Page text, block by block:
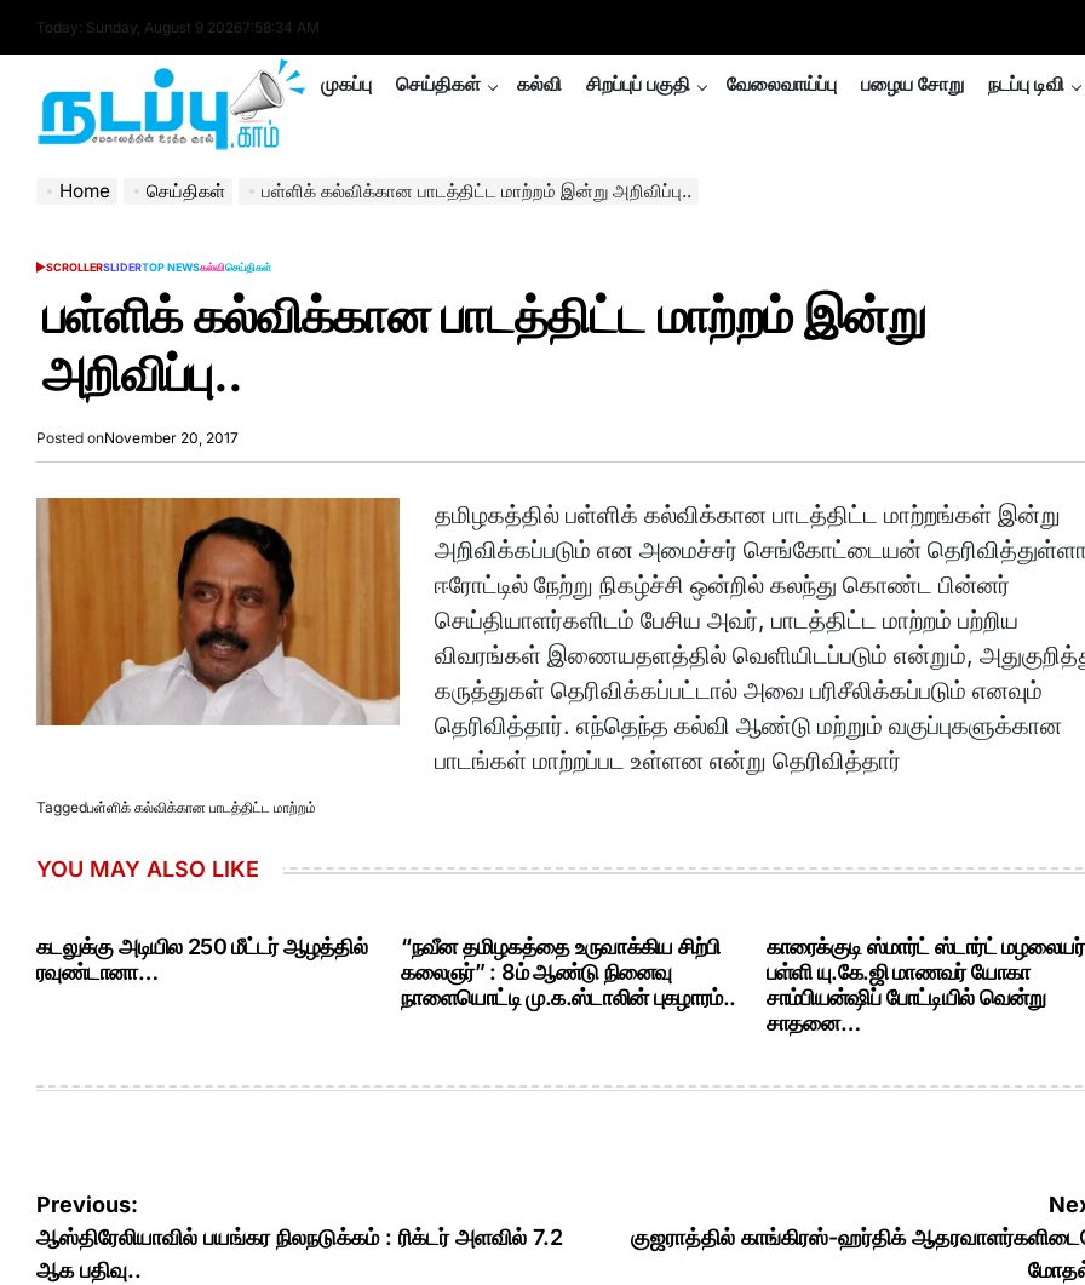
Today: Sunday, August 9 20267:58:35 AM
nadappu.com
முகப்பு செய்திகள் கல்வி சிறப்புப் பகுதி வேலைவாய்ப்பு பழைய சோறு நடப்பு டிவி
Home செய்திகள் பள்ளிக் கல்விக்கான பாடத்திட்ட மாற்றம் இன்று அறிவிப்பு..
POSTED
SCROLLERSLIDERTOP NEWSகல்விசெய்திகள்
பள்ளிக் கல்விக்கான பாடத்திட்ட மாற்றம் இன்று
அறிவிப்பு..
Posted onNovember 20, 2017
தமிழகத்தில் பள்ளிக் கல்விக்கான பாடத்திட்ட மாற்றங்கள் இன்று
அறிவிக்கப்படும் என அமைச்சர் செங்கோட்டையன்
ஈரோட்டில் நேற்று நிகழ்ச்சி ஒன்றில் கலந்து கொண்ட பின்னர்
செய்தியாளர்களிடம் பேசிய அவர், பாடத்திட்ட மாற்றம் பற்றிய
விவரங்கள் இணையதளத்தில் வெளியிடப்படும் என்றும்,
கருத்துகள் தெரிவிக்கப்பட்டால் அவை பரிசீலிக்கப்படும் எனவும்
தெரிவித்தார். எந்தெந்த கல்வி ஆண்டு மற்றும் வகுப்புகளுக்கான
பாடங்கள் மாற்றப்பட உள்ளன என்று தெரிவித்தார்
Taggedபள்ளிக் கல்விக்கான பாடத்திட்ட மாற்றம்
YOU MAY ALSO LIKE
கடலுக்கு அடியில 250 மீட்டர் ஆழத்தில்
ரவுண்டானா…
“நவீன தமிழகத்தை உருவாக்கிய சிற்பி
கலைஞர்” : 8ம் ஆண்டு நினைவு
நாளையொட்டி மு.க.ஸ்டாலின் புகழாரம்..
காரைக்குடி ஸ்மார்ட் ஸ்டார்ட் மழலையர்
பள்ளி யு.கே.ஜி மாணவர் யோகா
சாம்பியன்ஷிப் போட்டியில் வென்று
சாதனை…
Post
navigation
Previous:
ஆஸ்திரேலியாவில் பயங்கர நிலநடுக்கம் : ரிக்டர் அளவில் 7.2
ஆக பதிவு..
குஜராத்தில் காங்கிரஸ்-ஹர்திக்